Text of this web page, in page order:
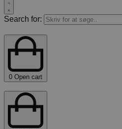
Search for:
0 Open cart